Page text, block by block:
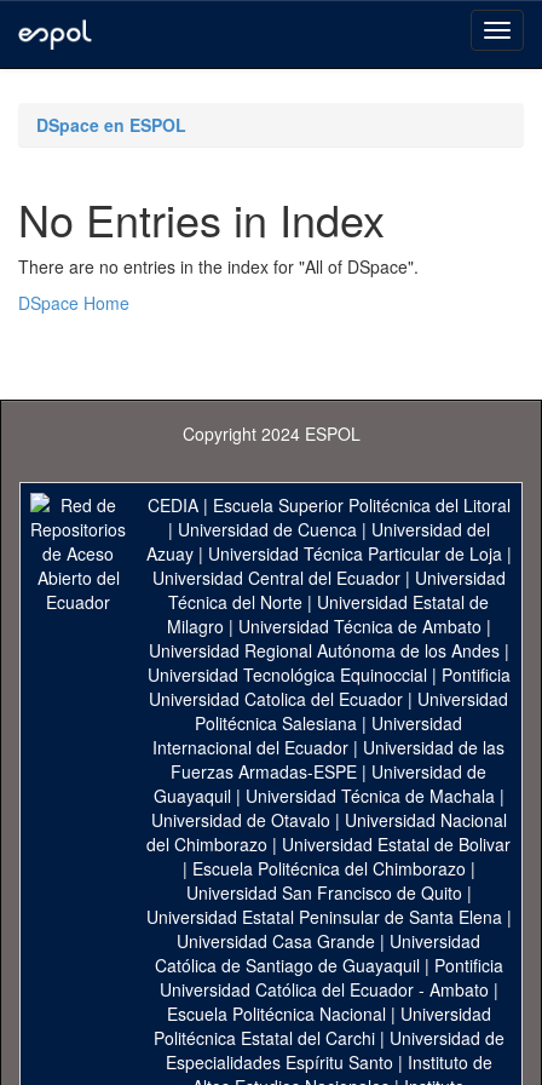
navigationDSpace en ESPOL
No Entries in Index
There are no entries in the index for "All of DSpace".
DSpace Home
Copyright 2024 ESPOL
CEDIA| Escuela Superior Politécnica del Litoral
| Universidad de Cuenca| Universidad del
Azuay| Universidad Técnica Particular de Loja|
Universidad Central del Ecuador| Universidad
Técnica del Norte | Universidad Estatal de
Milagro | Universidad Técnica de Ambato |
Universidad Regional Autónoma de los Andes|
Universidad Tecnológica Equinoccial| Pontificia
Universidad Catolica del Ecuador | Universidad
Politécnica Salesiana | Universidad
Internacional del Ecuador | Universidad de las
Fuerzas Armadas-ESPE | Universidad de
Guayaquil| Universidad Técnica de Machala|
Universidad de Otavalo | Universidad Nacional
del Chimborazo | Universidad Estatal de Bolivar
| Escuela Politécnica del Chimborazo |
Universidad San Francisco de Quito |
Universidad Estatal Peninsular de Santa Elena|
Universidad Casa Grande | Universidad
Católica de Santiago de Guayaquil| Pontificia
Universidad Católica del Ecuador - Ambato |
Escuela Politécnica Nacional| Universidad
Politécnica Estatal del Carchi| Universidad de
Especialidades Espíritu Santo | Instituto de